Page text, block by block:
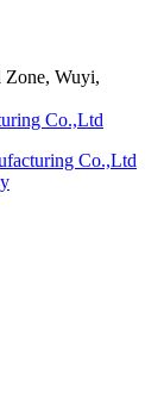
Zone, Wuyi,
Co.,Ltd